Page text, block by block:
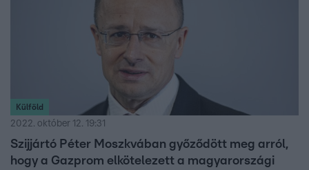
Külföld
2022. október 12. 19:31
Szijjártó Péter Moszkvában győződött meg arról,
hogy a Gazprom elkötelezett a magyarországi